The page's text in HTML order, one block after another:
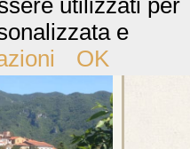
utilizzati per
e
OK